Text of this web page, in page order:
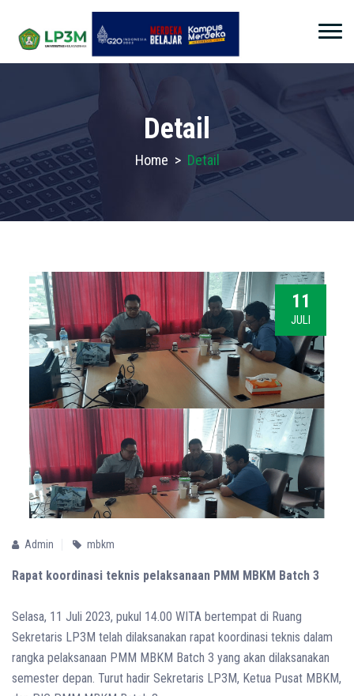
Detail
Home > Detail
11
JULI
Admin mbkm
Rapat koordinasi teknis pelaksanaan PMM MBKM Batch 3
Selasa, 11 Juli 2023, pukul 14.00 WITA bertempat di Ruang
Sekretaris LP3M telah dilaksanakan rapat koordinasi teknis dalam
rangka pelaksanaan PMM MBKM Batch 3 yang akan dilaksanakan
semester depan. Turut hadir Sekretaris LP3M, Ketua Pusat MBKM,